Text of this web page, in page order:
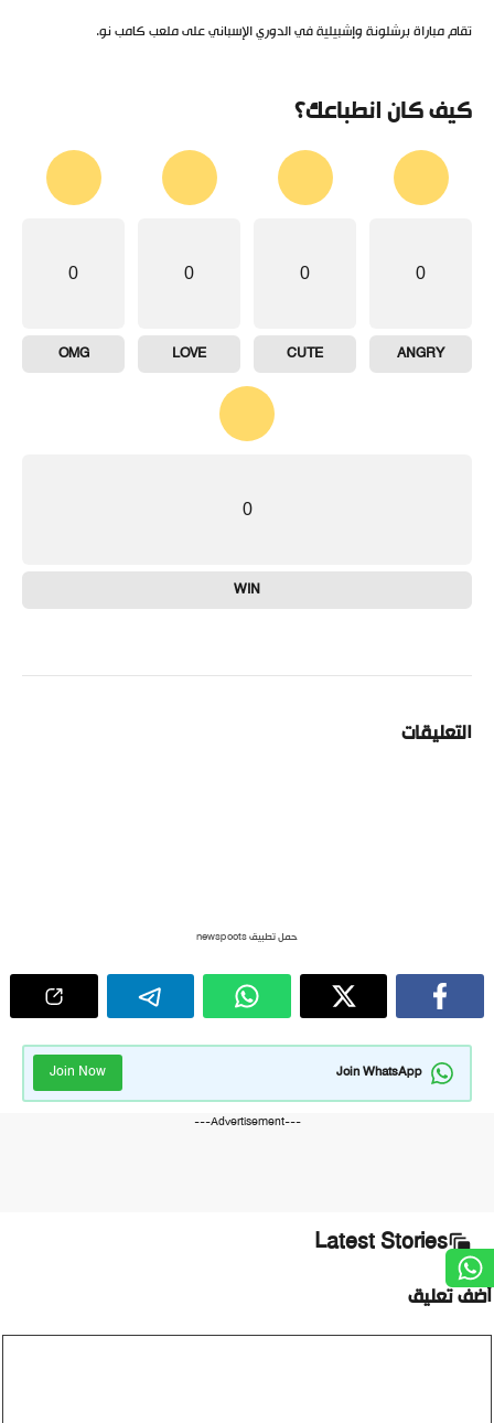
تقام مباراة برشلونة وإشبيلية في الدوري الإسباني على ملعب كامب نو.
كيف كان انطباعك؟
0
ANGRY
0
CUTE
0
LOVE
0
OMG
0
WIN
التعليقات
حمل تطبيق newspoots
Join WhatsApp
Join Now
---Advertisement---
Latest Stories
تعليق